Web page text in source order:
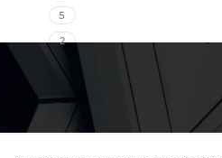
5
2